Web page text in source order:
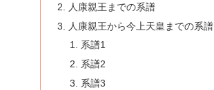
人康親王までの系譜
人康親王から今上天皇までの系譜
系譜1
系譜2
系譜3